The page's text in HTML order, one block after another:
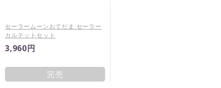
セーラームーンおてだま セーラー
カルテットセット
3,960円
完売